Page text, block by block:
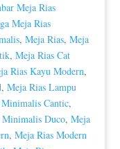
Meja Rias
Meja Rias
, Meja Rias, Meja
, Meja Rias Cat
Rias Kayu Modern,
, Meja Rias Lampu
Cantic,
Minimalis Duco, Meja
, Meja Rias Modern